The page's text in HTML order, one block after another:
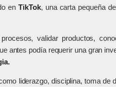
enTikTok, una carta pequeña
validar productos,
antes podía requerir una gran
liderazgo, disciplina, toma de